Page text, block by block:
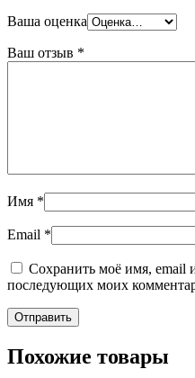
Ваша оценка
Ваш отзыв *
Имя *
Email *
Сохранить моё имя, email
последующих моих
Похожие товары